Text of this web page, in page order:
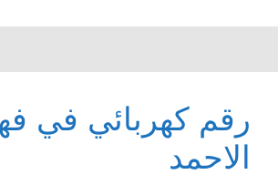
رقم كهربائي في
الاحمد